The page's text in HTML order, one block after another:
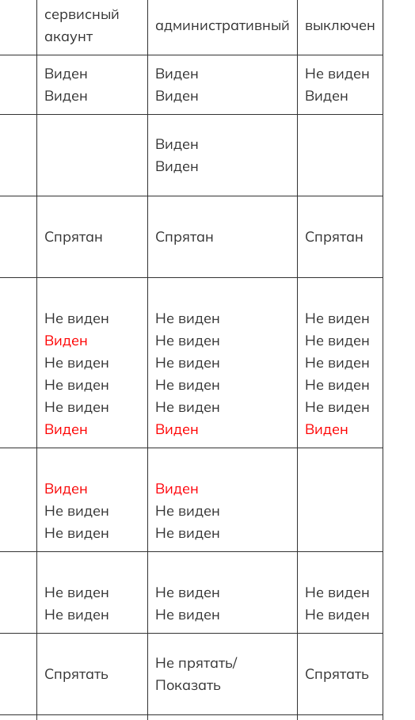
сервисный
акаунт
административный выключен
Виден
Виден
Виден
Виден
Не виден
Виден
Виден
Виден
Спрятан Спрятан Спрятан
Не виден
Виден
Не виден
Не виден
Не виден
Виден
Не виден
Не виден
Не виден
Не виден
Не виден
Виден
Не виден
Не виден
Не виден
Не виден
Не виден
Виден
Виден
Не виден
Не виден
Виден
Не виден
Не виден
Не виден
Не виден
Не виден
Не виден
Не виден
Не виден
Спрятать
Не прятать/
Показать
Спрятать